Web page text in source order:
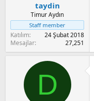
taydin
Timur Aydın
Staff member
Katılım
24 Şubat 2018
Mesajlar
27,251
D